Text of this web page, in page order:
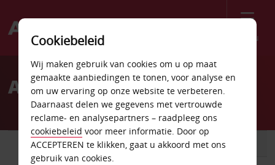
Menu
Welcome
AvisAutoverhuur Philadelphia
AUTO BESTELWAGEN
Cookiebeleid
Wij maken gebruik van cookies om u op maat
gemaakte aanbiedingen te tonen, voor analyse en
om uw ervaring op onze website te verbeteren.
Daarnaast delen we gegevens met vertrouwde
reclame- en analysepartners – raadpleeg ons
cookiebeleid voor meer informatie. Door op
ACCEPTEREN te klikken, gaat u akkoord met ons
gebruik van cookies.